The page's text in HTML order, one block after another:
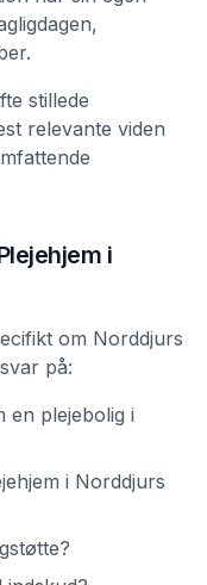
stillede
relevante viden
i
om Norddjurs
på:
en plejebolig i
i Norddjurs